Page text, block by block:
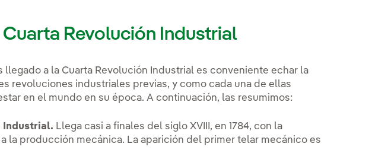
Revolución Industrial
llegado a la Cuarta Revolución Industrial es conveniente echar la
revoluciones industriales previas, y como cada una de ellas
en el mundo en su época. A continuación, las resumimos:
Industrial. Llega casi a finales del siglo XVIII, en 1784, con la
la producción mecánica. La aparición del primer telar mecánico es